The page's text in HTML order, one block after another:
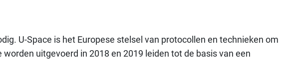
U-Space is het Europese stelsel van protocollen en technieken om
uitgevoerd in 2018 en 2019 leiden tot de basis van een